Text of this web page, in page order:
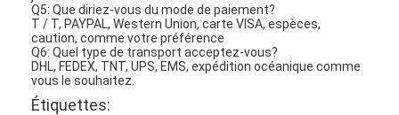
Demande de soumission
Appareils de chauffage pour moteur automobile
Q5: Que diriez-vous du mode de paiement?
T / T, PAYPAL, Western Union, carte VISA, espèces,
caution, comme votre préférence
Q6: Quel type de transport acceptez-vous?
DHL, FEDEX, TNT, UPS, EMS, expédition océanique comme
vous le souhaitez.
Étiquettes: